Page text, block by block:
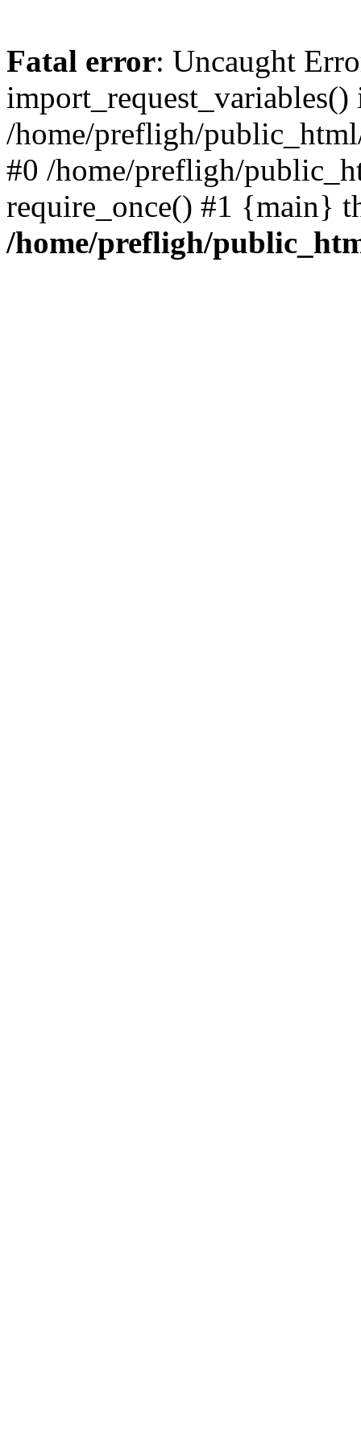
Fatal error: Uncaught
import_request_variables()
/home/prefligh/
#0 /home/prefligh/
require_once() #1 {main}
/home/prefligh/